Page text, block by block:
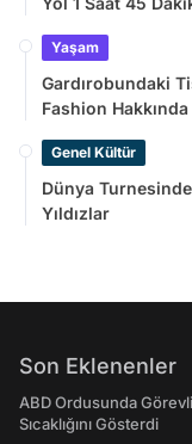
Yaşam
Gardırobundaki
Fashion
Genel Kültür
Dünya
Yıldızlar
Son Eklenenler
ABD Ordusunda
Sıcaklığını Gösterdi